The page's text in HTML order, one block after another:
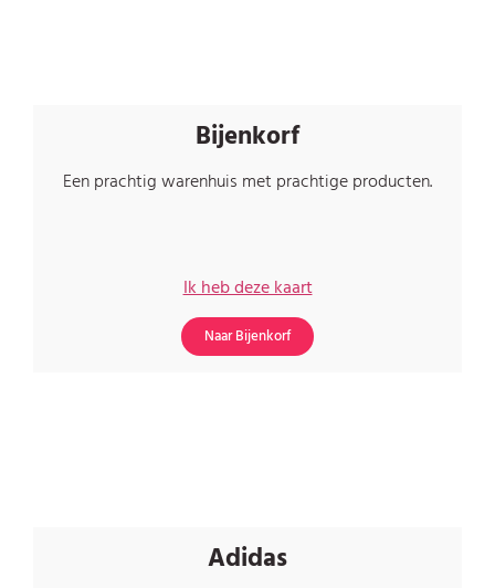
Bijenkorf
Een prachtig warenhuis met prachtige producten.
Ik heb deze kaart
Naar Bijenkorf
Adidas